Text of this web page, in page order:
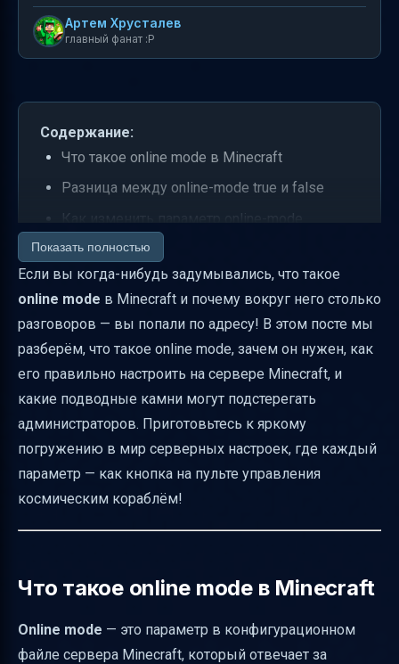
Артем Хрусталев
главный фанат :P
Содержание:
Что такое online mode в Minecraft
Разница между online-mode true и false
Как изменить параметр online-mode
Зачем иногда отключают online mode
Проблемы и решения при настройке online
mode на серверах Bukkit
Безопасный переход между режимами
Резервное копирование сервера Minecraft
Советы по безопасности при
использовании online mode
Как объяснить пользователям статус темы
как архивной
Итоговая таблица параметров online mode
Показать полностью
Если вы когда-нибудь задумывались, что такое
online mode в Minecraft и почему вокруг него столько
разговоров — вы попали по адресу! В этом посте мы
разберём, что такое online mode, зачем он нужен, как
его правильно настроить на сервере Minecraft, и
какие подводные камни могут подстерегать
администраторов. Приготовьтесь к яркому
погружению в мир серверных настроек, где каждый
параметр — как кнопка на пульте управления
космическим кораблём!
Что такое online mode в Minecraft
Online mode — это параметр в конфигурационном
файле сервера Minecraft, который отвечает за